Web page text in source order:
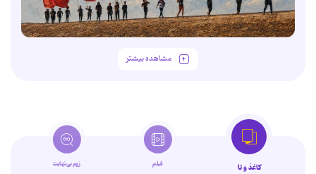
مشاهده بیشتر
کاغذ و تا فیلم زوم‌بی‌نهایت